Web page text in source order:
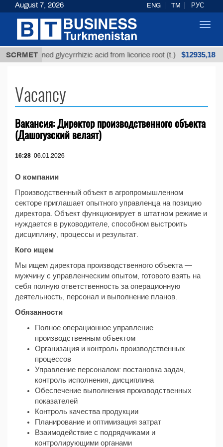
SCRMET
Unrefined glycyrrhizic acid from licorice root (t.) $12935,18
Vacancy
Вакансия: Директор производственного объекта
(Дашогузский велаят)
16:28 06.01.2026
О компании
Производственный объект в агропромышленном
секторе приглашает опытного управленца на позицию
директора. Объект функционирует в штатном режиме и
нуждается в руководителе, способном выстроить
дисциплину, процессы и результат.
Кого ищем
Мы ищем директора производственного объекта —
мужчину с управленческим опытом, готового взять на
себя полную ответственность за операционную
деятельность, персонал и выполнение планов.
Обязанности
Полное операционное управление
производственным объектом
Организация и контроль производственных
процессов
Управление персоналом: постановка задач,
контроль исполнения, дисциплина
Обеспечение выполнения производственных
показателей
Контроль качества продукции
Планирование и оптимизация затрат
Взаимодействие с подрядчиками и
контролирующими органами
August 7, 2026 ENG TM РУС